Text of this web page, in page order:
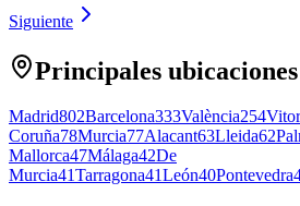
Siguiente
Principales ubicaciones
Madrid802Barcelona333València254
Coruña78Murcia77Alacant63Lleida62
Mallorca47Málaga42De
Murcia41Tarragona41León40Pontevedra